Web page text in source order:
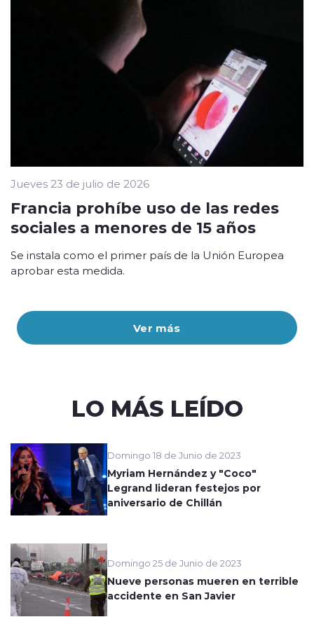
Ver más
Jueves 23 de julio de 2026
Francia prohíbe uso de las redes
sociales a menores de 15 años
Se instala como el primer país de la Unión Europea
aprobar esta medida.
LO MÁS LEÍDO
Domingo 18 de Junio de 2023
Myriam Hernández y "Coco"
Legrand lideran festejos por
aniversario de Chillán
Domingo 25 de Junio de 2023
Nueve personas mueren en terrible
accidente en San Javier